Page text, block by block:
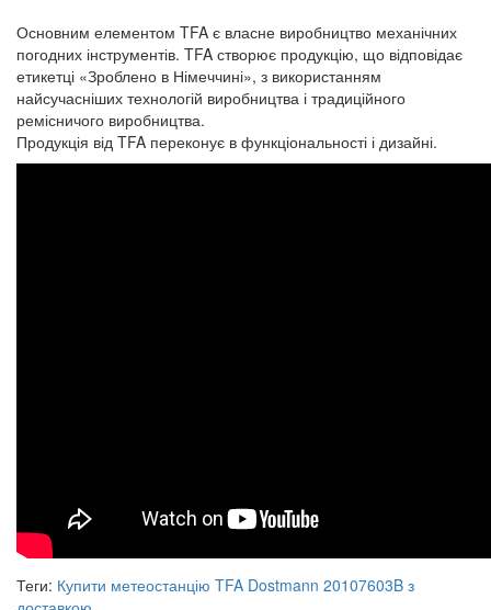
Основним елементом TFA є власне виробництво механічних
погодних інструментів. TFA створює продукцію, що відповідає
етикетці «Зроблено в Німеччині», з використанням
найсучасніших технологій виробництва і традиційного
ремісничого виробництва.
Продукція від TFA переконує в функціональності і дизайні.
Теги: Купити метеостанцію TFA Dostmann 20107603B з